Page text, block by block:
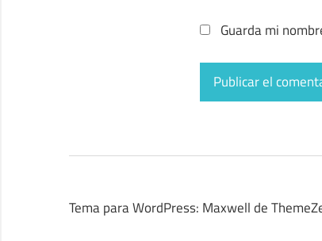
Guarda mi
Tema para WordPress: Maxwell de